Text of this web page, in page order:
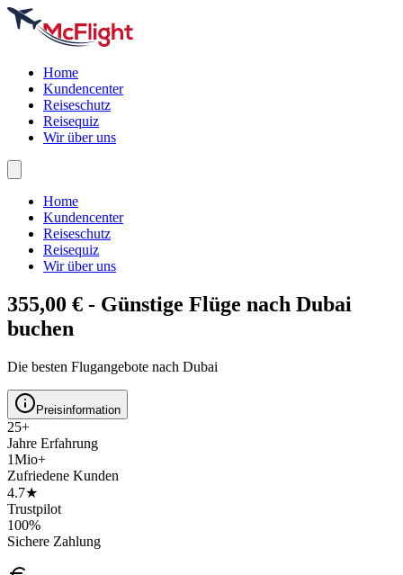
Home
Kundencenter
Reiseschutz
Reisequiz
Wir über uns
Home
Kundencenter
Reiseschutz
Reisequiz
Wir über uns
355,00 € - Günstige Flüge nach Dubai
buchen
Die besten Flugangebote nach Dubai
Preisinformation
25+
Jahre Erfahrung
1Mio+
Zufriedene Kunden
4.7★
Trustpilot
100%
Sichere Zahlung